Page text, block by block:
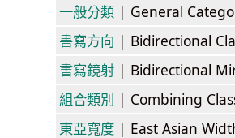
一般分類 | General
書寫方向 | Bidirectional
書寫鏡射 | Bidirectional
組合類別 | Combining
東亞寬度 | East Asian